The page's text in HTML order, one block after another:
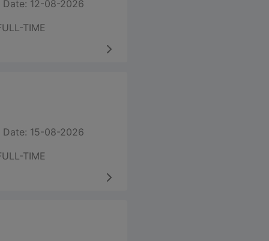
Date: 12-08-2026
TIME
Date: 15-08-2026
TIME